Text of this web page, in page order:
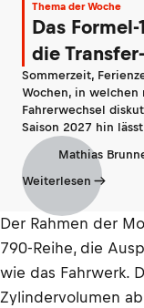
Thema der Woche
Das
die
Sommerzeit,
Wochen, in welchen
Fahrerwechsel
Saison 2027 hin
Mathias
Weiterlesen
Der Rahmen der
790-Reihe, die
wie das Fahrwerk.
Zylindervolumen